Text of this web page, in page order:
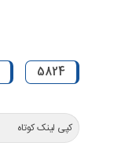
5824
کپی لینک کوتاه